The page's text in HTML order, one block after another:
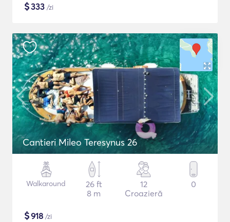
$333 /zi
Cantieri Mileo Teresynus 26
Walkaround
26 ft
8 m
12
Croazieră
0
$918 /zi